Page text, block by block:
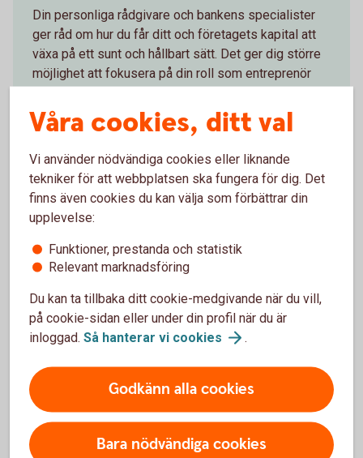
Din personliga rådgivare och bankens specialister
ger råd om hur du får ditt och företagets kapital att
växa på ett sunt och hållbart sätt. Det ger dig större
möjlighet att fokusera på din roll som entreprenör
Det här ingår i Premium
Villkor
Allmänna villkor Premium Företag(pdf)
Våra cookies, ditt val
Vi använder nödvändiga cookies eller liknande
tekniker för att webbplatsen ska fungera för dig. Det
finns även cookies du kan välja som förbättrar din
upplevelse:
Funktioner, prestanda och statistik
Relevant marknadsföring
Du kan ta tillbaka ditt cookie-medgivande när du vill,
på cookie-sidan eller under din profil när du är
inloggad. Så hanterar vi cookies .
Godkänn alla cookies
Bara nödvändiga cookies